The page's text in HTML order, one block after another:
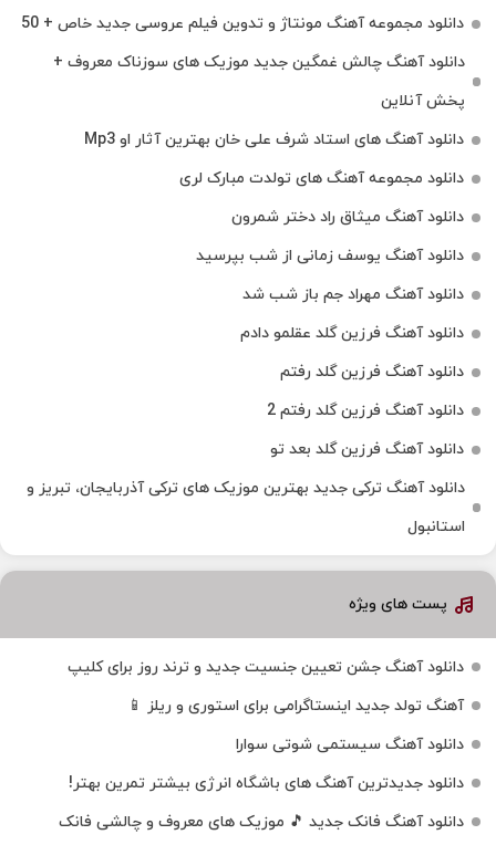
دانلود مجموعه آهنگ مونتاژ و تدوین فیلم عروسی جدید خاص + 50
دانلود آهنگ چالش غمگین جدید موزیک های سوزناک معروف +
پخش آنلاین
دانلود آهنگ های استاد شرف علی خان بهترین آثار او Mp3
دانلود مجموعه آهنگ های تولدت مبارک لری
دانلود آهنگ میثاق راد دختر شمرون
دانلود آهنگ یوسف زمانی از شب بپرسید
دانلود آهنگ مهراد جم باز شب شد
دانلود آهنگ فرزین گلد عقلمو دادم
دانلود آهنگ فرزین گلد رفتم
دانلود آهنگ فرزین گلد رفتم 2
دانلود آهنگ فرزین گلد بعد تو
دانلود آهنگ ترکی جدید بهترین موزیک‌ های ترکی آذربایجان، تبریز و
استانبول
پست های ویژه
دانلود آهنگ جشن تعیین جنسیت جدید و ترند روز برای کلیپ
آهنگ تولد جدید اینستاگرامی برای استوری و ریلز 📱
دانلود آهنگ سیستمی شوتی سوارا
دانلود جدیدترین آهنگ‌ های باشگاه انرژی بیشتر تمرین بهتر!
دانلود آهنگ فانک جدید 🎵 موزیک‌ های معروف و چالشی فانک